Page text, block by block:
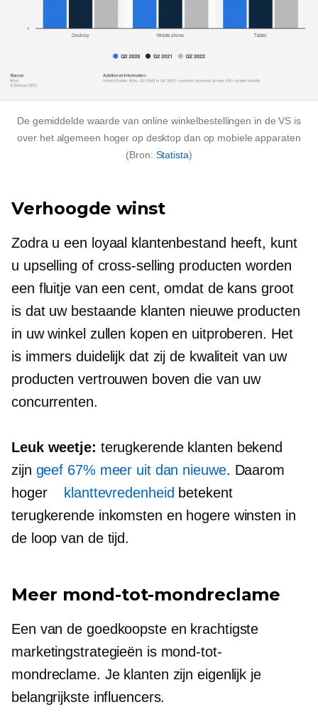
De gemiddelde waarde van online winkelbestellingen in de VS is
over het algemeen hoger op desktop dan op mobiele apparaten
(Bron: Statista)
Verhoogde winst
Zodra u een loyaal klantenbestand heeft, kunt
u upselling of cross-selling producten worden
een fluitje van een cent, omdat de kans groot
is dat uw bestaande klanten nieuwe producten
in uw winkel zullen kopen en uitproberen. Het
is immers duidelijk dat zij de kwaliteit van uw
producten vertrouwen boven die van uw
concurrenten.
Leuk weetje: terugkerende klanten bekend
zijn geef 67% meer uit dan nieuwe. Daarom
hoger
klanttevredenheid betekent
terugkerende inkomsten en hogere winsten in
de loop van de tijd.
Meer mond-tot-mondreclame
Een van de goedkoopste en krachtigste
marketingstrategieën is mond-tot-
mondreclame. Je klanten zijn eigenlijk je
belangrijkste influencers.